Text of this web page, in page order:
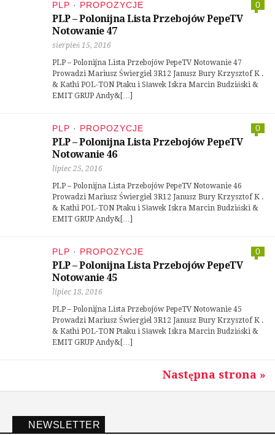
PLP · PROPOZYCJE 0
PLP – Polonijna Lista Przebojów PepeTV
Notowanie 47
sierpień 15, 2016
PLP – Polonijna Lista Przebojów PepeTV Notowanie 47
Prowadzi Mariusz Świergiel 3R12 Janusz Bury Krzysztof K .
& Kathi POL-TON Ptaku i Sławek Iskra Marcin Budziński &
EMIT GRUP Andy&[…]
PLP · PROPOZYCJE 0
PLP – Polonijna Lista Przebojów PepeTV
Notowanie 46
lipiec 25, 2016
PLP – Polonijna Lista Przebojów PepeTV Notowanie 46
Prowadzi Mariusz Świergiel 3R12 Janusz Bury Krzysztof K .
& Kathi POL-TON Ptaku i Sławek Iskra Marcin Budziński &
EMIT GRUP Andy&[…]
PLP · PROPOZYCJE 0
PLP – Polonijna Lista Przebojów PepeTV
Notowanie 45
lipiec 18, 2016
PLP – Polonijna Lista Przebojów PepeTV Notowanie 45
Prowadzi Mariusz Świergiel 3R12 Janusz Bury Krzysztof K .
& Kathi POL-TON Ptaku i Sławek Iskra Marcin Budziński &
EMIT GRUP Andy&[…]
Następna strona »
NEWSLETTER